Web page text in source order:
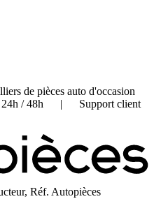
de pièces auto d'occasion
/ 48h | Support client
Réf. Autopièces